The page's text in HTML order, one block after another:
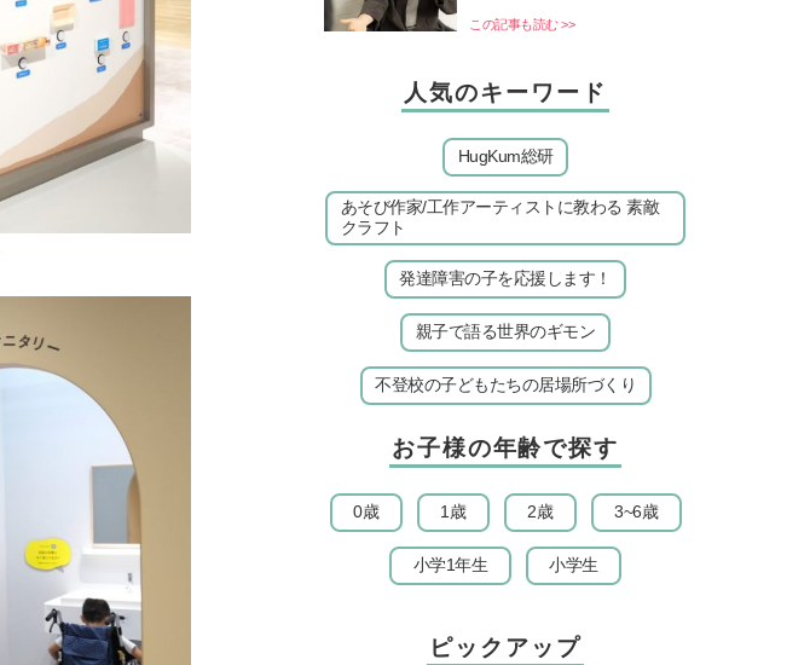
この記事も読む >>
人気のキーワード
HugKum総研
あそび作家/工作アーティストに教わる 素敵
クラフト
発達障害の子を応援します！
親子で語る世界のギモン
不登校の子どもたちの居場所づくり
お子様の年齢で探す
0歳 1歳 2歳 3~6歳
小学1年生 小学生
ピックアップ